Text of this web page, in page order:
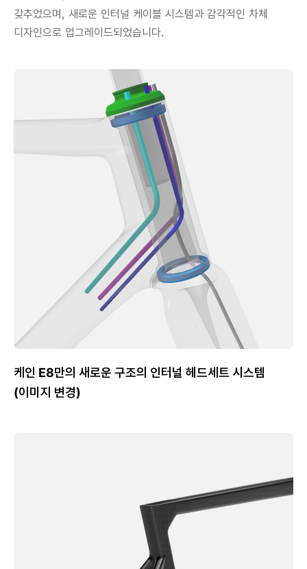
갖추었으며, 새로운 인터널 케이블 시스템과 감각적인 차체
디자인으로 업그레이드되었습니다.
케인 E8만의 새로운 구조의 인터널 헤드세트 시스템
(이미지 변경)